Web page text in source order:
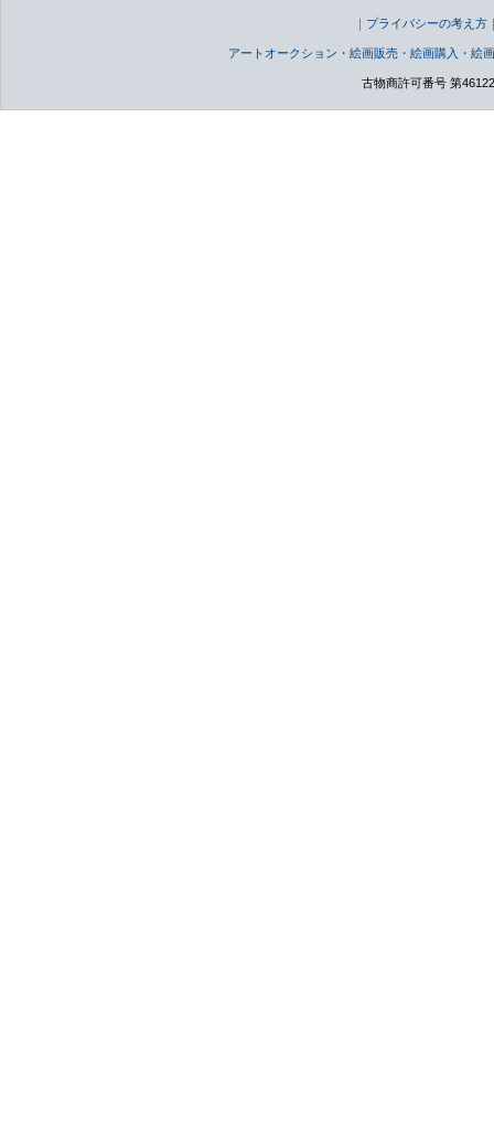
｜ プライバシーの考え方
アートオークション・絵画販売・絵画購入・
古物商許可番号 第